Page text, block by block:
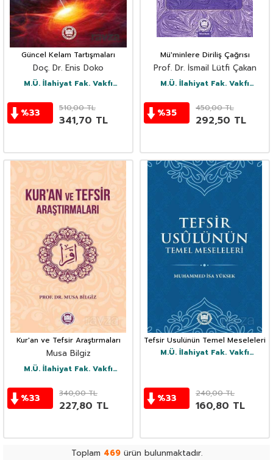
Güncel Kelam Tartışmaları
Doç. Dr. Enis Doko
M.Ü. İlahiyat Fak. Vakfı
%33 510,00TL
341,70 TL
Mü'minlere Diriliş Çağrısı
Prof. Dr. İsmail Lütfi Çakan
M.Ü. İlahiyat Fak. Vakfı
%35 450,00TL
292,50 TL
Kur'an ve Tefsir Araştırmaları
Musa Bilgiz
M.Ü. İlahiyat Fak. Vakfı
%33 340,00TL
227,80 TL
Tefsir Usulünün Temel Meseleleri
M.Ü. İlahiyat Fak. Vakfı
%33 240,00TL
160,80 TL
Toplam 469ürün bulunmaktadır.